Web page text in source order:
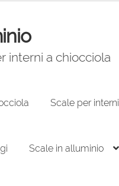
interni a chiocciola
Scale per interni
Scale in alluminio
€.
attuale
980,00 €.